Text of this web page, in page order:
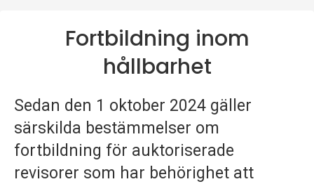
s
n
Fortbildning inom
hållbarhet
Sedan den 1 oktober 2024 gäller
särskilda bestämmelser om
fortbildning för auktoriserade
revisorer som har behörighet att